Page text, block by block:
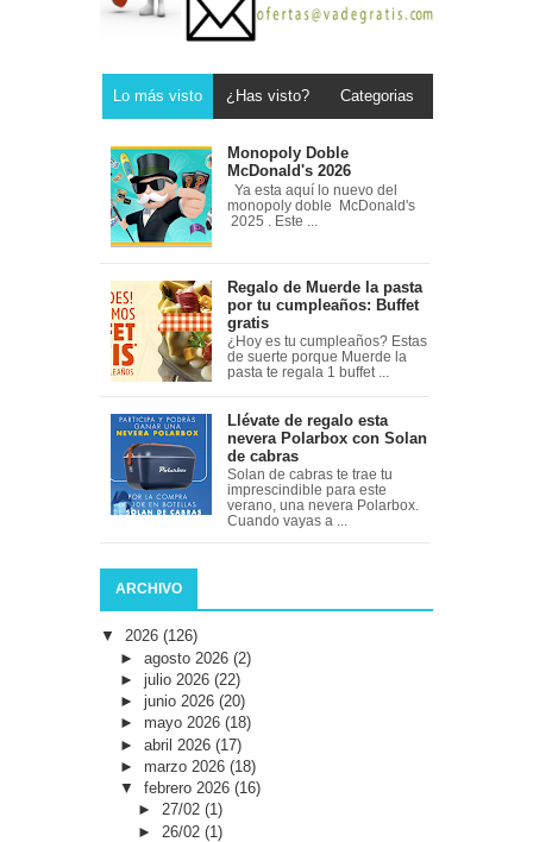
Lo más visto ¿Has visto? Categorias
Monopoly Doble
McDonald's 2026
Ya esta aquí lo nuevo del
monopoly doble McDonald's
2025 . Este ...
Regalo de Muerde la pasta
por tu cumpleaños: Buffet
gratis
¿Hoy es tu cumpleaños? Estas
de suerte porque Muerde la
pasta te regala 1 buffet ...
Llévate de regalo esta
nevera Polarbox con Solan
de cabras
Solan de cabras te trae tu
imprescindible para este
verano, una nevera Polarbox.
Cuando vayas a ...
ARCHIVO
▼ 2026 (126)
► agosto 2026 (2)
► julio 2026 (22)
► junio 2026 (20)
► mayo 2026 (18)
► abril 2026 (17)
► marzo 2026 (18)
▼ febrero 2026 (16)
►27/02(1)
► 26/02(1)